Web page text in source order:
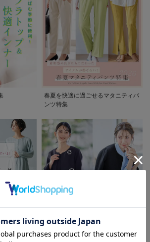
気に入り商品を確認する
春夏を快適に過ごせるマタニティパ
ンツ特集
マシリーズ
着回しが効く最新ハレの日スタイル
セレモニー6シーン